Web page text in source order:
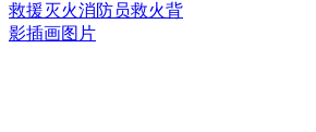
救援灭火消防员救火背
影插画图片